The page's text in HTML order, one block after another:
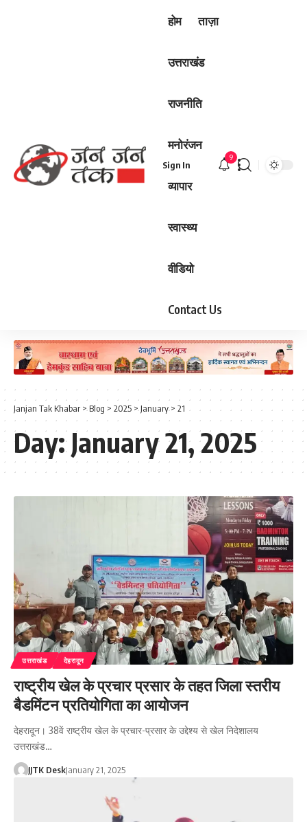
होम ताज़ा
उत्तराखंड
राजनीति
मनोरंजन
व्यापार
स्वास्थ्य
वीडियो
Contact Us
Sign In
9
Janjan Tak Khabar >Blog > 2025 >January> 21
Day:January 21, 2025
उत्तराखंड देहरादून
राष्ट्रीय खेल के प्रचार प्रसार के तहत जिला स्तरीय
बैडमिंटन प्रतियोगिता का आयोजन
देहरादून। 38वें राष्ट्रीय खेल के प्रचार-प्रसार के उद्देश्य से खेल निदेशालय
उत्तराखंड…
JJTK DeskJanuary 21, 2025